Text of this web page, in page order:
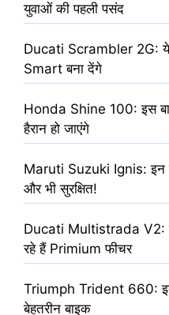
युवाओं की पहली पसंद
Ducati Scrambler 2G:
Smart बना देंगे
Honda Shine 100: इस
हैरान हो जाएंगे
Maruti Suzuki Ignis: इन
और भी सुरक्षित!
Ducati Multistrada V2:
रहे हैं Primium फीचर
Triumph Trident 660:
बेहतरीन बाइक